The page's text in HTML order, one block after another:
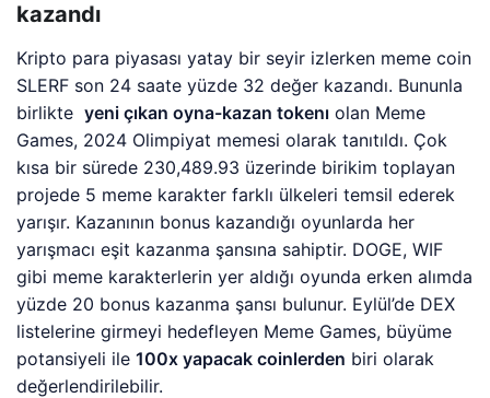
kazandı
Kripto para piyasası yatay bir seyir izlerken meme coin
SLERF son 24 saate yüzde 32 değer kazandı. Bununla
birlikteyeni çıkan oyna-kazan tokenı olan Meme
Games, 2024 Olimpiyat memesi olarak tanıtıldı. Çok
kısa bir sürede 230,489.93 üzerinde birikim toplayan
projede 5 meme karakter farklı ülkeleri temsil ederek
yarışır. Kazanının bonus kazandığı oyunlarda her
yarışmacı eşit kazanma şansına sahiptir. DOGE, WIF
gibi meme karakterlerin yer aldığı oyunda erken alımda
yüzde 20 bonus kazanma şansı bulunur. Eylül’de DEX
listelerine girmeyi hedefleyen Meme Games, büyüme
potansiyeli ile100x yapacak coinlerden biri olarak
değerlendirilebilir.